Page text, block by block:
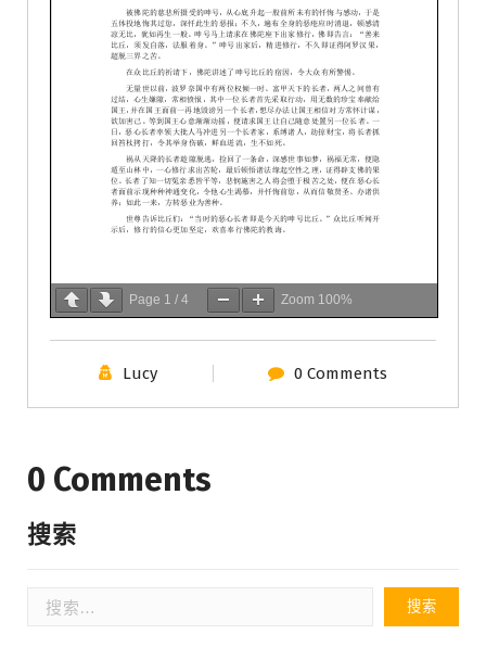
Page 1 / 4 Zoom 100%
Lucy 0 Comments
0 Comments
搜索
索：